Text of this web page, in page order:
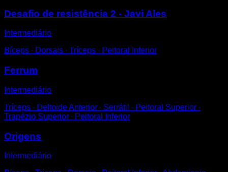
Desafio de resistência 2 - Javi Ales
Intermediário
Bíceps ∙ Dorsais ∙ Tríceps ∙ Peitoral Inferior
Ferrum
Intermediário
Tríceps ∙ Deltoide Anterior ∙ Serrátil ∙ Peitoral Superior ∙
Trapézio Superior ∙ Peitoral Inferior
Origens
Intermediário